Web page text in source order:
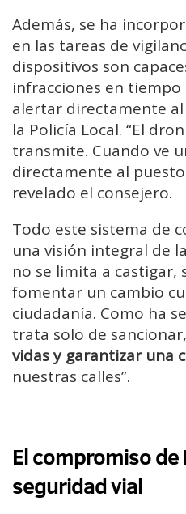
Además, se ha
en las tareas de
dispositivos son
infracciones en
alertar directamente
la Policía Local. “El
transmite. Cuando ve
directamente al
revelado el consejero.
Todo este sistema de
una visión integral de
no se limita a castigar,
fomentar un cambio
ciudadanía. Como ha
trata solo de
vidas y garantizar una
nuestras calles”.
El compromiso de
seguridad vial